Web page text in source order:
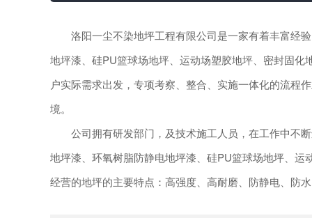
洛阳一尘不染地坪工程有限公司是一家有着丰富经验
地坪漆、硅PU篮球场地坪、运动场塑胶地坪、密封固
户实际需求出发，专项考察、整合、实施一体化的流程
境。
公司拥有研发部门，及技术施工人员，在工作中不断
地坪漆、环氧树脂防静电地坪漆、硅PU篮球场地坪、
经营的地坪的主要特点：高强度、高耐磨、防静电、防